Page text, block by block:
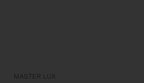
MASTER LUX